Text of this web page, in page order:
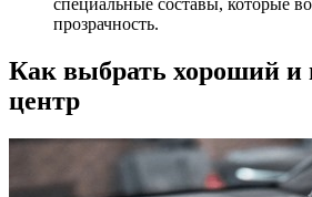
прозрачность.
Как выбрать хороший
центр